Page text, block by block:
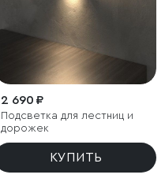
2 690 ₽
Подсветка для лестниц и
дорожек
КУПИТЬ